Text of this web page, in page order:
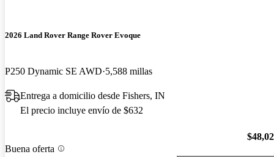
2026 Land Rover Range Rover Evoque
P250 Dynamic SE AWD 5,588 millas
Entrega a domicilio desde Fishers, IN
El precio incluye envío de $632
Buena oferta